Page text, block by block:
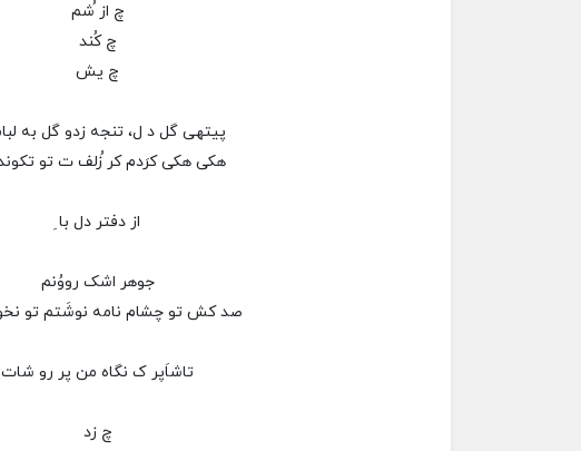
چ از ُشم
چ کُند
چ يش
پيتهی گل د ل، تنجه زدو گل به
هکی هکی کرَدم کر ُزلف ت تو
از دفتر دل با ِ
جوهر اشک رووُنم
صد کش تو چشام نامه نوشَتم تو
تاشاَپر ک نگاه من پر رو شات
چ زد